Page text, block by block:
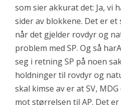
som sier akkurat det: Ja, vi
sider av blokkene. Det er
når det gjelder rovdyr og
problem med SP. Og så
seg i retning SP på noen
holdninger til rovdyr og
skal kimse av er at SV,
mot størrelsen til AP. Det